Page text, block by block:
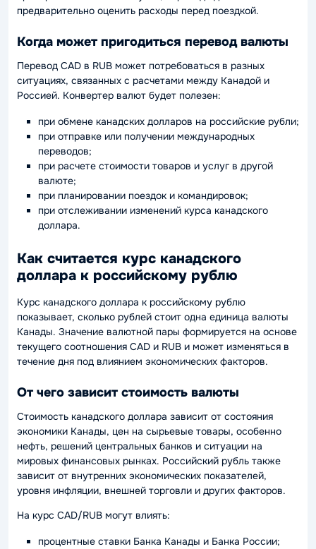
предварительно оценить расходы перед поездкой.
Когда может пригодиться перевод валюты
Перевод CAD в RUB может потребоваться в разных
ситуациях, связанных с расчетами между Канадой и
Россией. Конвертер валют будет полезен:
при обмене канадских долларов на российские рубли;
при отправке или получении международных
переводов;
при расчете стоимости товаров и услуг в другой
валюте;
при планировании поездок и командировок;
при отслеживании изменений курса канадского
доллара.
Как считается курс канадского
доллара к российскому рублю
Курс канадского доллара к российскому рублю
показывает, сколько рублей стоит одна единица валюты
Канады. Значение валютной пары формируется на основе
текущего соотношения CAD и RUB и может изменяться в
течение дня под влиянием экономических факторов.
От чего зависит стоимость валюты
Стоимость канадского доллара зависит от состояния
экономики Канады, цен на сырьевые товары, особенно
нефть, решений центральных банков и ситуации на
мировых финансовых рынках. Российский рубль также
зависит от внутренних экономических показателей,
уровня инфляции, внешней торговли и других факторов.
На курс CAD/RUB могут влиять:
процентные ставки Банка Канады и Банка России;